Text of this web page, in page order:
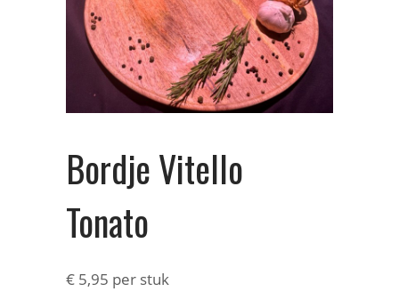
Bordje Vitello
Tonato
€ 5,95 per stuk